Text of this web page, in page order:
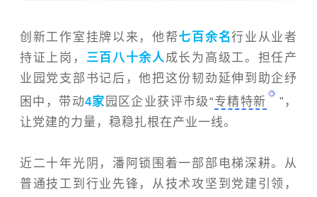
创新工作室挂牌以来，他帮七百余名行业从业者
持证上岗， 三百八十余人成长为高级工。担任产
业园党支部书记后，他把这份韧劲延伸到助企纾
困中，带动4家 园区企业获评市级“专精特新
”，
让党建的力量，稳稳扎根在产业一线。
近二十年光阴，潘阿锁围着一部部电梯深耕。从
普通技工到行业先锋，从技术攻坚到党建引领，